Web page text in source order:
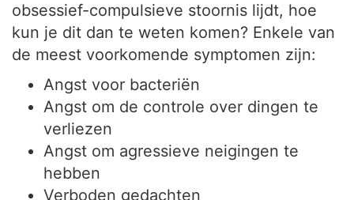
obsessief-compulsieve stoornis lijdt, hoe
kun je dit dan te weten komen? Enkele van
de meest voorkomende symptomen zijn:
Angst voor bacteriën
Angst om de controle over dingen te
verliezen
Angst om agressieve neigingen te
hebben
Verboden gedachten